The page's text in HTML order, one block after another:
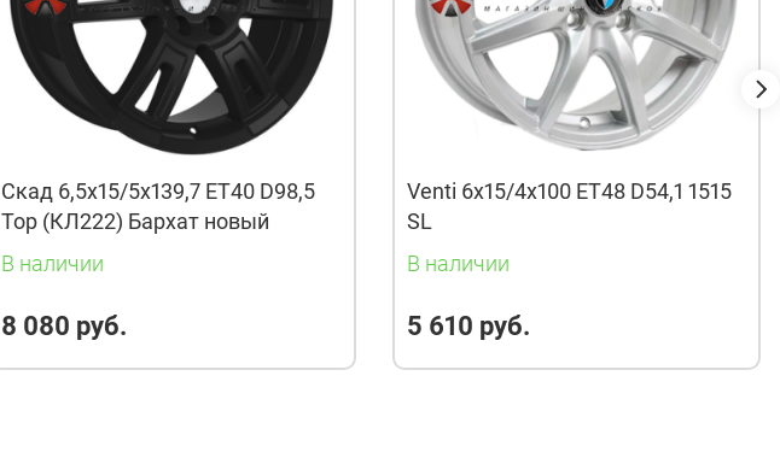
Скад 6,5x15/5x139,7 ET40 D98,5
Тор (КЛ222) Бархат новый
В наличии
8 080 руб.
Venti 6x15/4x100 ET48 D54,1 1515
SL
В наличии
5 610 руб.